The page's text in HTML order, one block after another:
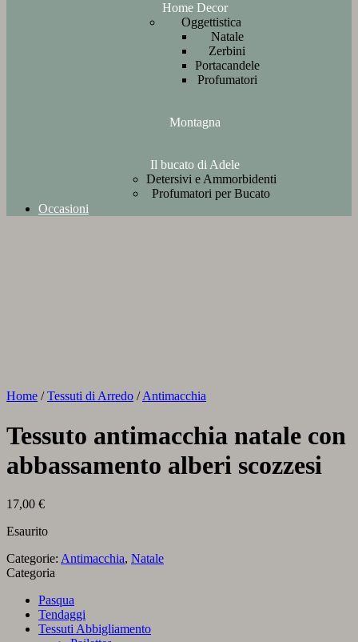
Home Decor
Oggettistica
Natale
Zerbini
Portacandele
Profumatori
Montagna
Il bucato di Adele
Detersivi e Ammorbidenti
Profumatori per Bucato
Occasioni
Home / Tessuti di Arredo / Antimacchia
Tessuto antimacchia natale con
abbassamento alberi scozzesi
17,00 €
Esaurito
Categorie: Antimacchia, Natale
Categoria
Pasqua
Tendaggi
Tessuti Abbigliamento